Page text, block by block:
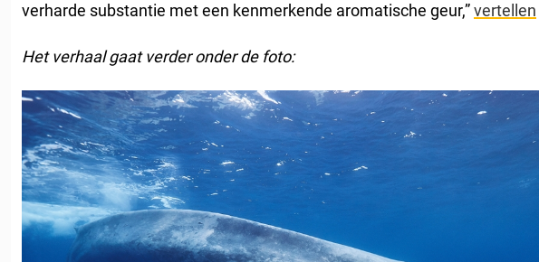
verharde substantie met een kenmerkende aromatische geur,”vertellen
Het verhaal gaat verder onder de foto: